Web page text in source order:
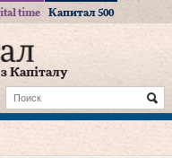
time Капитал 500
Капіталу